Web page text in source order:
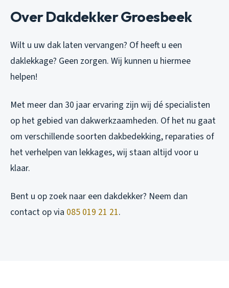
Over Dakdekker Groesbeek
Wilt u uw dak laten vervangen? Of heeft u een
daklekkage? Geen zorgen. Wij kunnen u hiermee
helpen!
Met meer dan 30 jaar ervaring zijn wij dé specialisten
op het gebied van dakwerkzaamheden. Of het nu gaat
om verschillende soorten dakbedekking, reparaties of
het verhelpen van lekkages, wij staan altijd voor u
klaar.
Bent u op zoek naar een dakdekker? Neem dan
contact op via 085 019 21 21.